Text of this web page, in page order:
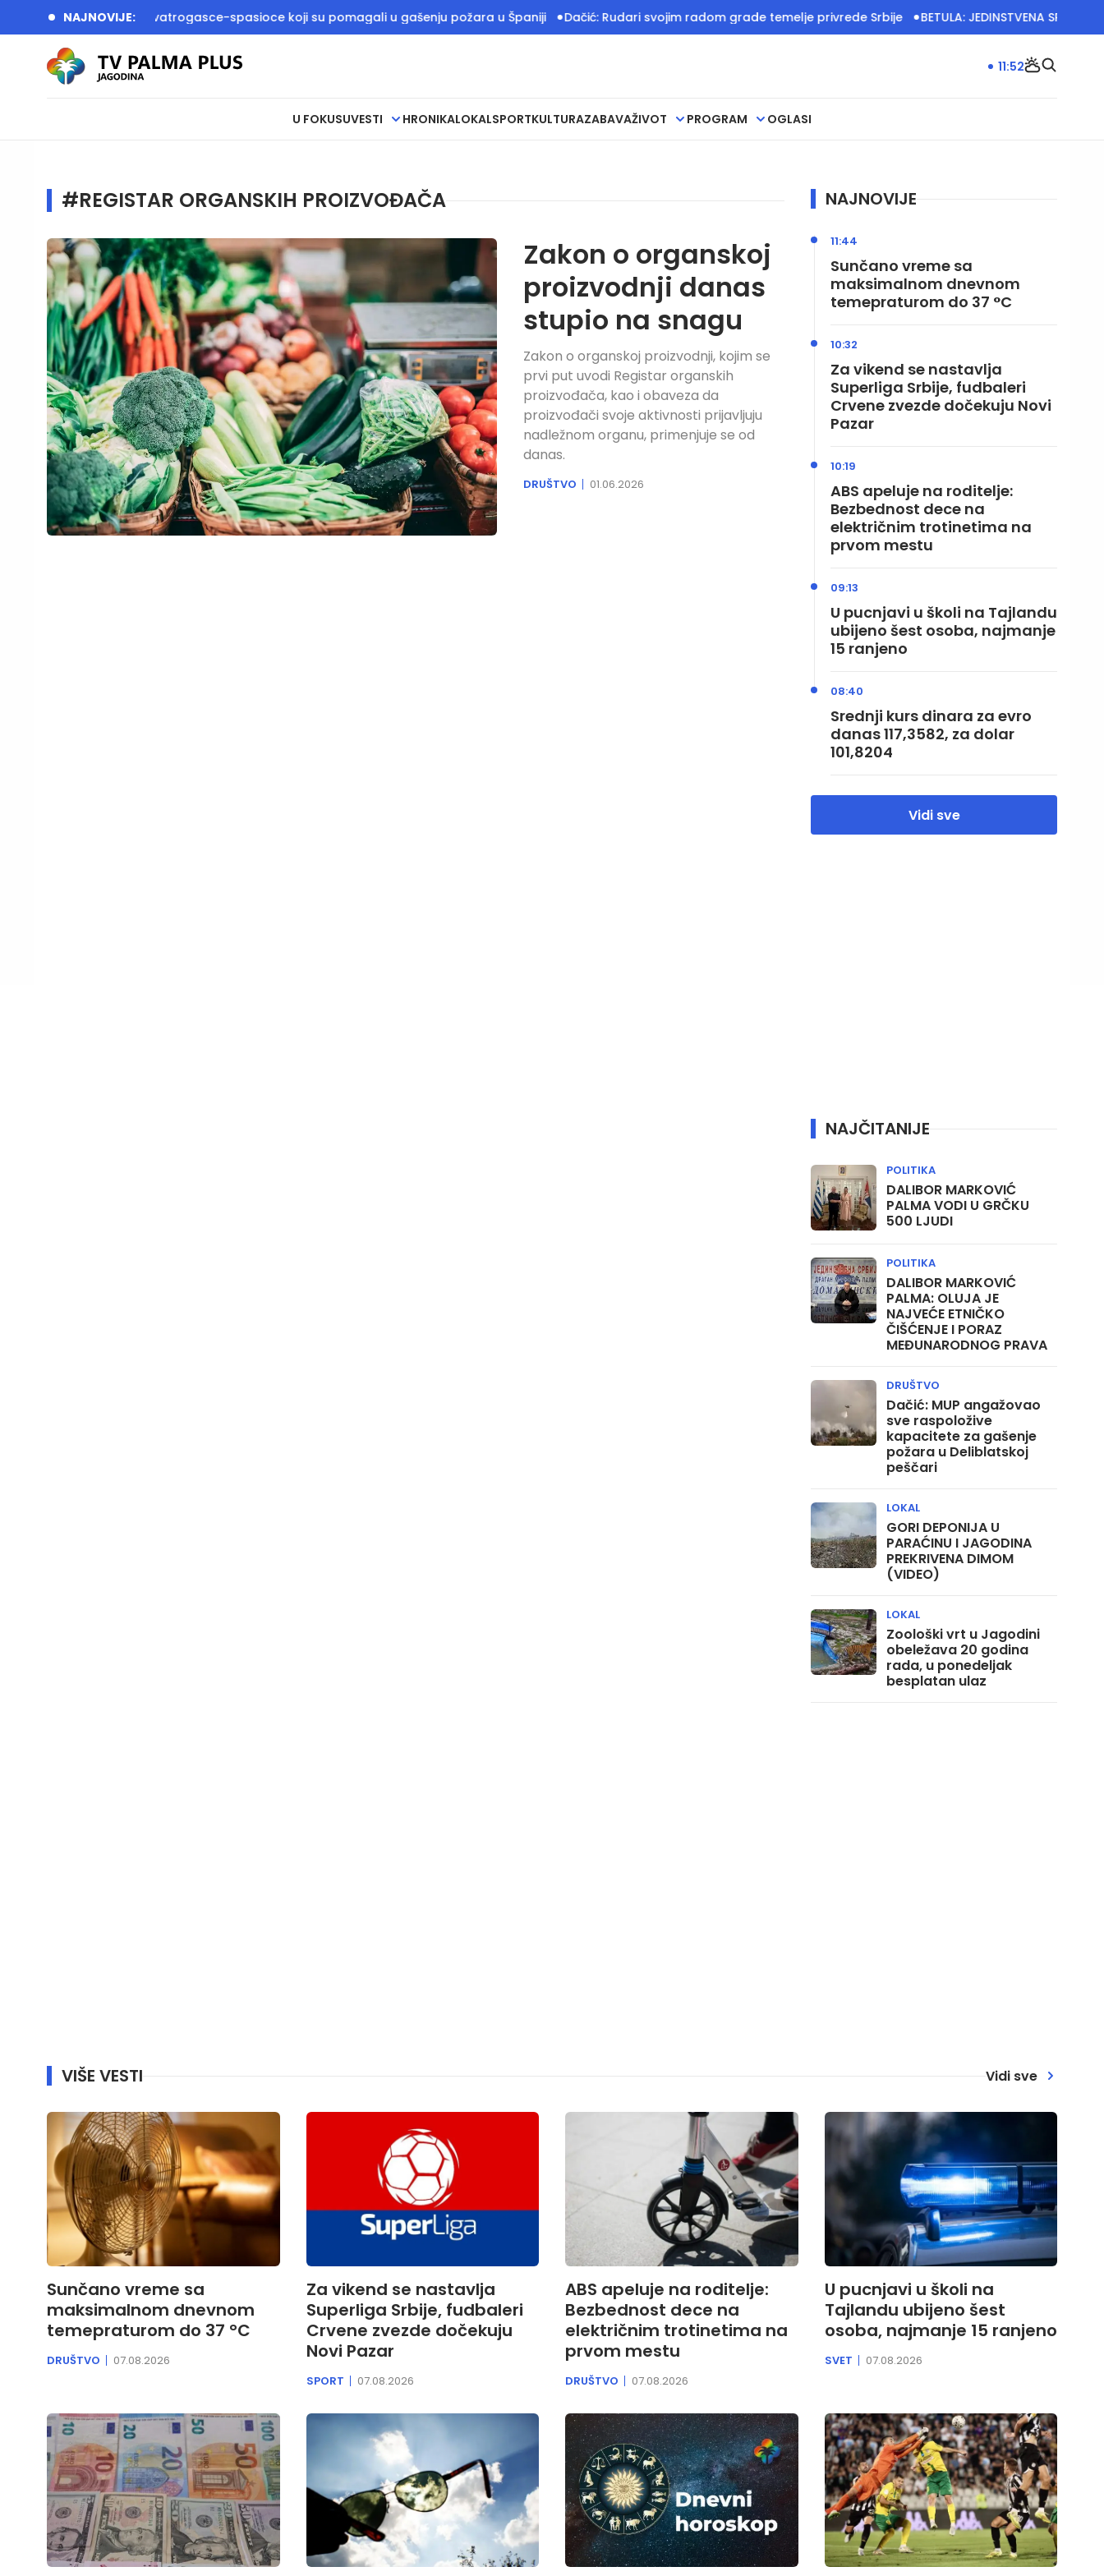
NAJNOVIJE:
i Dačić dočekali vatrogasce-spasioce koji su pomagali u gašenju požara u Španiji Dačić: Rudari svojim radom grade temelje privrede Srbije BETULA: JEDINSTVENA SRBIJA IMA
U FOKUSUVESTI HRONIKALOKALSPORTKULTURAZABAVAŽIVOT PROGRAM OGLASI
11:52
#REGISTAR ORGANSKIH PROIZVOĐAČA
Zakon o organskoj
proizvodnji danas
stupio na snagu
Zakon o organskoj proizvodnji, kojim se
prvi put uvodi Registar organskih
proizvođača, kao i obaveza da
proizvođači svoje aktivnosti prijavljuju
nadležnom organu, primenjuje se od
danas.
DRUŠTVO 01.06.2026
NAJNOVIJE
Sunčano vreme sa
maksimalnom dnevnom
temepraturom do 37 °C
11:44
Za vikend se nastavlja
Superliga Srbije, fudbaleri
Crvene zvezde dočekuju Novi
Pazar
10:32
ABS apeluje na roditelje:
Bezbednost dece na
električnim trotinetima na
prvom mestu
10:19
U pucnjavi u školi na Tajlandu
ubijeno šest osoba, najmanje
15 ranjeno
09:13
Srednji kurs dinara za evro
danas 117,3582, za dolar
101,8204
08:40
Vidi sve
NAJČITANIJE
DALIBOR MARKOVIĆ
PALMA VODI U GRČKU
500 LJUDI
POLITIKA
DALIBOR MARKOVIĆ
PALMA: OLUJA JE
NAJVEĆE ETNIČKO
ČIŠĆENJE I PORAZ
MEĐUNARODNOG PRAVA
POLITIKA
Dačić: MUP angažovao
sve raspoložive
kapacitete za gašenje
požara u Deliblatskoj
peščari
DRUŠTVO
GORI DEPONIJA U
PARAĆINU I JAGODINA
PREKRIVENA DIMOM
(VIDEO)
LOKAL
Zoološki vrt u Jagodini
obeležava 20 godina
rada, u ponedeljak
besplatan ulaz
LOKAL
VIŠE VESTI Vidi sve
Sunčano vreme sa
maksimalnom dnevnom
temepraturom do 37 °C
DRUŠTVO 07.08.2026
Za vikend se nastavlja
Superliga Srbije, fudbaleri
Crvene zvezde dočekuju
Novi Pazar
SPORT 07.08.2026
ABS apeluje na roditelje:
Bezbednost dece na
električnim trotinetima na
prvom mestu
DRUŠTVO 07.08.2026
U pucnjavi u školi na
Tajlandu ubijeno šest
osoba, najmanje 15 ranjeno
SVET 07.08.2026